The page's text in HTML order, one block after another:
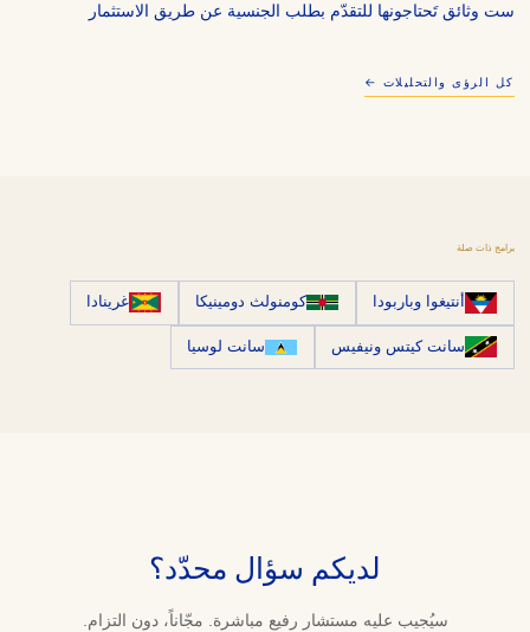
ست وثائق تَحتاجونها للتقدّم بطلب الجنسية عن طريق الاستثمار
كل الرؤى والتحليلات ←
برامج ذات صلة
أنتيغوا وباربودا كومنولث دومينيكا غرينادا
سانت كيتس ونيفيس سانت لوسيا
لديكم سؤال محدّد؟
سيُجيب عليه مستشار رفيع مباشرة. مجّاناً، دون التزام.